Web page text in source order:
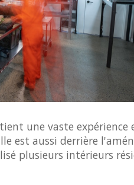
une vaste
est aussi derrière
plusieurs intérieurs